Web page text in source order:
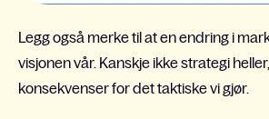
Legg også merke til at en endring i
visjonen vår. Kanskje ikke strategi
konsekvenser for det taktiske vi gjør.